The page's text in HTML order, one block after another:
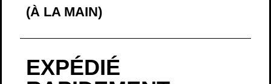
(À LA MAIN)
EXPÉDIÉ